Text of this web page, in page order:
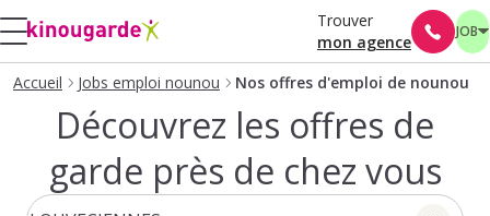
Trouver
mon agence
JOB
Accueil Jobs emploi nounou Nos offres d'emploi de nounou
Découvrez les offres de
garde près de chez vous